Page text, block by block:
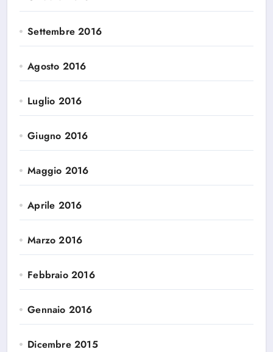
Settembre 2016
Agosto 2016
Luglio 2016
Giugno 2016
Maggio 2016
Aprile 2016
Marzo 2016
Febbraio 2016
Gennaio 2016
Dicembre 2015